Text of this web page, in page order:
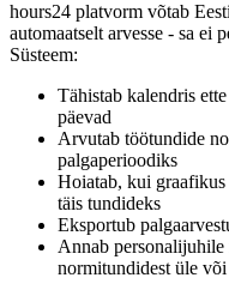
hours24 platvorm võtab
automaatselt arvesse - sa ei
Süsteem:
Tähistab kalendris
päevad
Arvutab töötundide
palgaperioodiks
Hoiatab, kui graafikus
täis tundideks
Eksportub
Annab personalijuhile
normitundidest üle või